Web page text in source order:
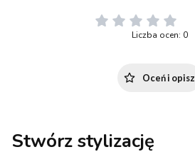
Liczba ocen: 0
Oceń i opisz
Stwórz stylizację